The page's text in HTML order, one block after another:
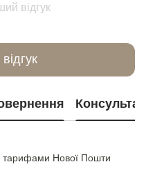
відгук
Нової Пошти